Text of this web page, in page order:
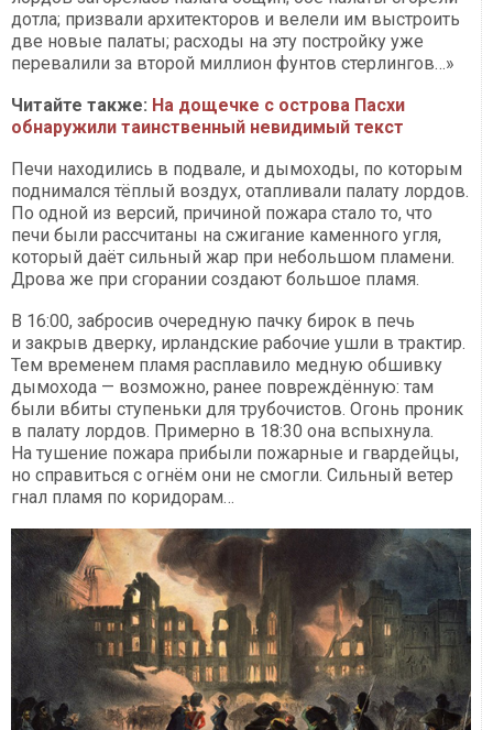
дотла; призвали архитекторов и велели им выстроить
две новые палаты; расходы на эту постройку уже
перевалили за второй миллион фунтов стерлингов…»
Читайте также: На дощечке с острова Пасхи
обнаружили таинственный невидимый текст
Печи находились в подвале, и дымоходы, по которым
поднимался тёплый воздух, отапливали палату лордов.
По одной из версий, причиной пожара стало то, что
печи были рассчитаны на сжигание каменного угля,
который даёт сильный жар при небольшом пламени.
Дрова же при сгорании создают большое пламя.
В 16:00, забросив очередную пачку бирок в печь
и закрыв дверку, ирландские рабочие ушли в трактир.
Тем временем пламя расплавило медную обшивку
дымохода — возможно, ранее повреждённую: там
были вбиты ступеньки для трубочистов. Огонь проник
в палату лордов. Примерно в 18:30 она вспыхнула.
На тушение пожара прибыли пожарные и гвардейцы,
но справиться с огнём они не смогли. Сильный ветер
гнал пламя по коридорам…